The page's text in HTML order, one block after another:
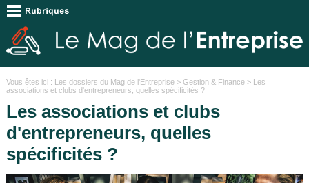
Vous êtes ici : Les dossiers du Mag de l'Entreprise> Gestion & Finance> Les
associations et clubs d'entrepreneurs, quelles spécificités ?
Les associations et clubs
d'entrepreneurs, quelles
spécificités ?